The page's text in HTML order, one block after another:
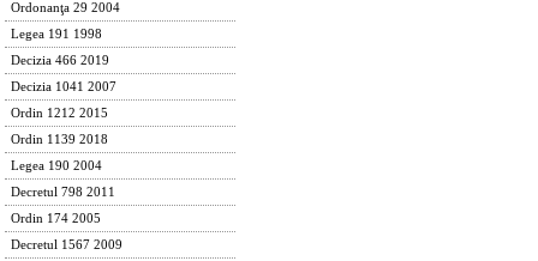
Ordonanţa 29 2004
Legea 191 1998
Decizia 466 2019
Decizia 1041 2007
Ordin 1212 2015
Ordin 1139 2018
Legea 190 2004
Decretul 798 2011
Ordin 174 2005
Decretul 1567 2009